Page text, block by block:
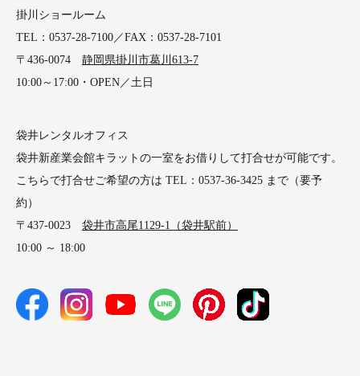
掛川ショールーム
TEL：0537-28-7100／FAX：0537-28-7101
〒436-0074 静岡県掛川市葛川613-7
10:00～17:00・OPEN／土日
袋井レンタルオフィス
袋井新産業会館キラットの一室をお借りして打合せが可能です。
こちらで打合せご希望の方は TEL：0537-36-3425 まで（要予
約）
〒437-0023 袋井市高尾1129-1（袋井駅前）
10:00 ～ 18:00